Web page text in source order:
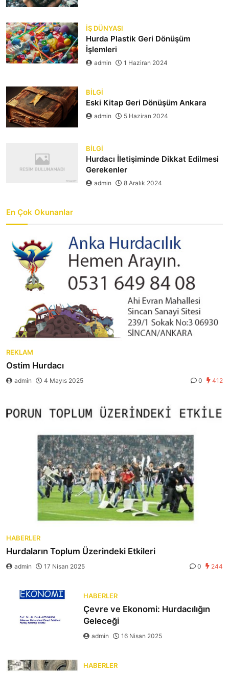
İŞ DÜNYASI
Hurda Plastik Geri Dönüşüm
İşlemleri
admin 1 Haziran 2024
BILGI
Eski Kitap Geri Dönüşüm Ankara
admin 5 Haziran 2024
BILGI
Hurdacı İletişiminde Dikkat Edilmesi
Gerekenler
admin 8 Aralık 2024
En Çok Okunanlar
REKLAM
Ostim Hurdacı
admin 4 Mayıs 2025 0 412
HABERLER
Hurdaların Toplum Üzerindeki Etkileri
admin 17 Nisan 2025 0 244
HABERLER
Çevre ve Ekonomi: Hurdacılığın
Geleceği
admin 16 Nisan 2025
HABERLER